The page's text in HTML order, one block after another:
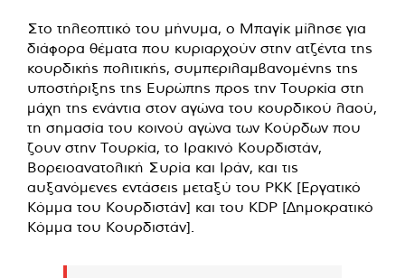
Στο τηλεοπτικό του μήνυμα, ο Μπαγίκ μίλησε για
διάφορα θέματα που κυριαρχούν στην ατζέντα της
κουρδικής πολιτικής, συμπεριλαμβανομένης της
υποστήριξης της Ευρώπης προς την Τουρκία στη
μάχη της ενάντια στον αγώνα του κουρδικού λαού,
τη σημασία του κοινού αγώνα των Κούρδων που
ζουν στην Τουρκία, το Ιρακινό Κουρδιστάν,
Βορειοανατολική Συρία και Ιράν, και τις
αυξανόμενες εντάσεις μεταξύ του PKK [Εργατικό
Κόμμα του Κουρδιστάν] και του KDP [Δημοκρατικό
Κόμμα του Κουρδιστάν].